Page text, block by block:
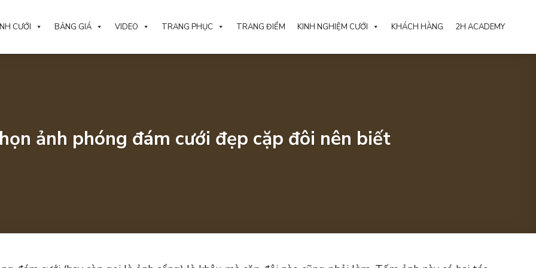
CƯỚI BẢNG GIÁ VIDEO TRANG PHỤC TRANG ĐIỂM KINH NGHIỆM CƯỚI KHÁCH HÀNG 2H ACADEMY
ảnh phóng đám cưới đẹp cặp đôi nên biết